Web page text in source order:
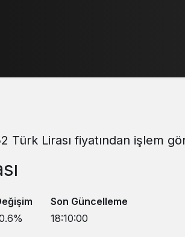
Türk Lirası fiyatından işlem
%
Son Güncelleme
18:10:00